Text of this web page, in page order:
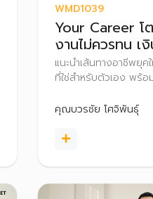
WMD1039
Your Career โ
งานไม่ควรทน เ
ขาด ชีวิตไม่ควร
แนะนำเส้นทางอาชีพยุค
ที่ใช่สำหรับตัวเอง พร้อ
เอง กระบวนการตัดสินใ
ลับเรื่องการวางแผนภา
คุณบวรชัย โศจิพันธุ์